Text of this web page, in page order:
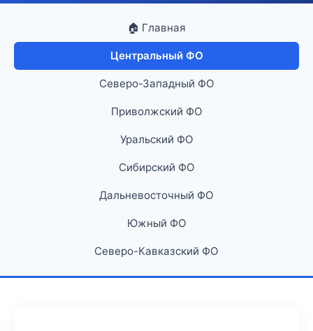
🏠 Главная
Центральный ФО
Северо-Западный ФО
Приволжский ФО
Уральский ФО
Сибирский ФО
Дальневосточный ФО
Южный ФО
Северо-Кавказский ФО